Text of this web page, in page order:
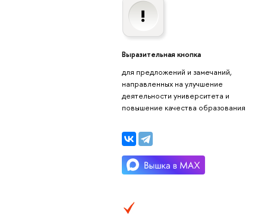
Выразительная кнопка
для предложений и замечаний,
направленных на улучшение
деятельности университета и
повышение качества образования